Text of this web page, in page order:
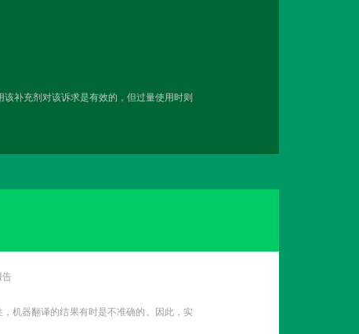
补充剂对该诉求是有效的，但过量使用时则
机器翻译的结果有时是不准确的。因此，实